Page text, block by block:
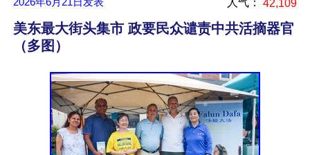
人气： 42,109
美东最大街头集市 政要民众谴责中共活摘器官
（多图）